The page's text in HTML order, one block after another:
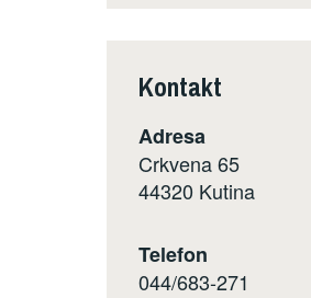
Kontakt
Adresa
Crkvena 65
44320 Kutina
Telefon
044/683-271